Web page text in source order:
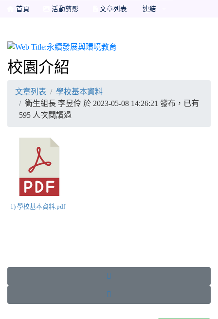
首頁 活動剪影 文章列表 連結
校園介紹
文章列表
學校基本資料
衛生組長 李昱伶 於 2023-05-08 14:26:21 發布，已有
595 人次閱讀過
1) 學校基本資料.pdf

